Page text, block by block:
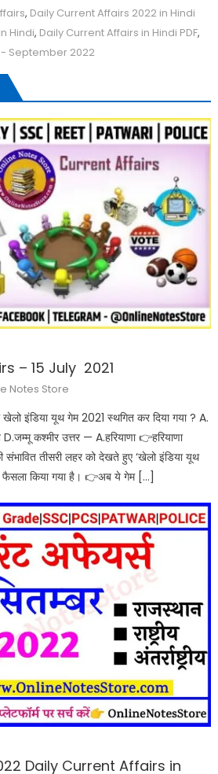
, Daily Current Affairs 2022 in Hindi
Hindi, Daily Current Affairs in Hindi PDF,
- September 2022
– 15 July 2021
Notes Store
खेलो इंडिया यूथ गेम 2021 स्थगित कर दिया गया ? A.
कश्मीर उत्तर — A.हरियाणा 👉हरियाणा
संभावित तीसरी लहर को देखते हुए ‘खेलो इंडिया यूथ
फैसला किया गया है। 👉अब ये गेम […]
Daily Current Affairs in